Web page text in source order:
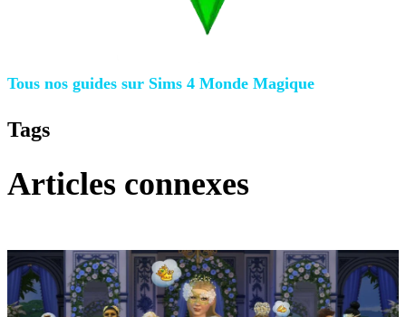
Tous nos guides sur Sims 4 Monde Magique
Tags
Articles connexes